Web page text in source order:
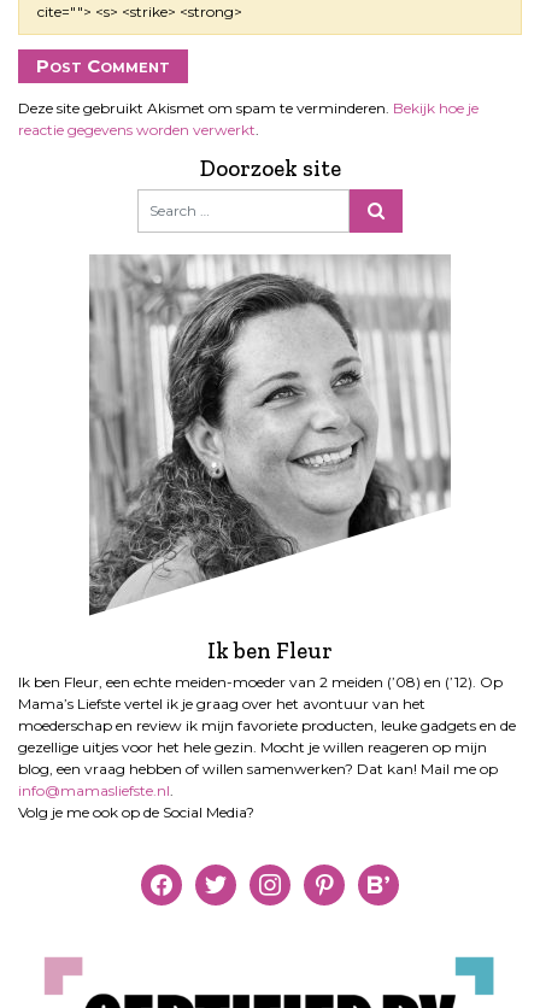
cite=""> <s> <strike> <strong>
Deze site gebruikt Akismet om spam te verminderen. Bekijk hoe je
reactie gegevens worden verwerkt
Doorzoek site
Ik ben Fleur
Ik ben Fleur, een echte meiden-moeder van 2 meiden (’08) en (’12). Op
Mama’s Liefste vertel ik je graag over het avontuur van het
moederschap en review ik mijn favoriete producten, leuke gadgets en de
gezellige uitjes voor het hele gezin. Mocht je willen reageren op mijn
blog, een vraag hebben of willen samenwerken? Dat kan! Mail me op
info@mamasliefste.nl
Volg je me ook op de Social Media?
facebooktwitter instagrampinterestbloglovin